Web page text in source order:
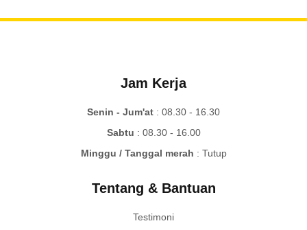
Jam Kerja
Senin - Jum'at : 08.30 - 16.30
Sabtu : 08.30 - 16.00
Minggu / Tanggal merah : Tutup
Tentang & Bantuan
Testimoni